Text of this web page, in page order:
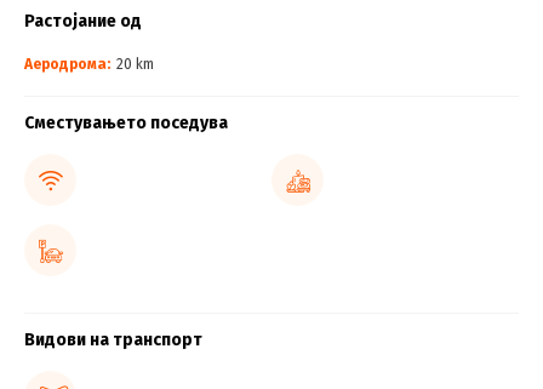
Растојание од
Аеродрома: 20 km
Сместувањето поседува
Видови на транспорт